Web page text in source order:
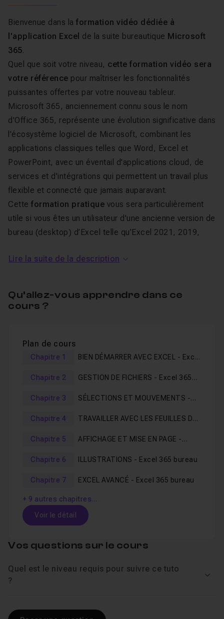
Bienvenue dans la formation vidéo dédiée à
l'application Excel de la suite bureautique Microsoft
365.
Quel que soit votre niveau, cette formation vidéo sera
votre référence pour maîtriser les fonctionnalités
puissantes offertes par votre nouveau tableur.
Microsoft 365, anciennement connu sous le nom
d'Office 365, représente une évolution significative dans
l'écosystème logiciel de Microsoft, combinant les
applications classiques telles que Word, Excel et
PowerPoint, avec un éventail d'applications cloud, de
services et d'intégrations qui permettent un travail plus
flexible et connecté que jamais auparavant.
Cette formation pratique vous sera particulièrement
utile si vous êtes un utilisateur d'une ancienne version de
bureau (desktop) d’Excel telle qu’Excel 2021, 2019,
sur Microsoft 365.
aurez accès :
À une version de bureau, Web et mobile d’Excel.
sont assez différentes, j'ai choisi de présenter chaque
sujet dans chacune de ces versions. Ainsi, la première
d’Excel et la seconde à la version Web.
d’Excel et d'ouvrir la voie vers une expérience de travail
moderne, fluide et enrichissante.
productivité et de la collaboration grâce à l'application
Excel 365 !
Lire la suite de la description
Qu’allez-vous apprendre dans ce
cours ?
Plan de cours
Chapitre 1
BIEN DÉMARRER AVEC EXCEL - Excel
Chapitre 2
GESTION DE FICHIERS - Excel 365
Chapitre 3
SÉLECTIONS ET MOUVEMENTS -
Chapitre 4
TRAVAILLER AVEC LES FEUILLES DE
Chapitre 5
AFFICHAGE ET MISE EN PAGE -
Chapitre 6
ILLUSTRATIONS - Excel 365 bureau
Chapitre 7 EXCEL AVANCÉ - Excel 365 bureau
+ 9 autres chapitres…
Voir le détail
Table des matières
Chapitre 1 : BIEN DÉMARRER AVEC EXCEL - Excel
Leçon 1 001 Introduction
Vos questions sur le cours
Quel est le niveau requis pour suivre ce tuto
?